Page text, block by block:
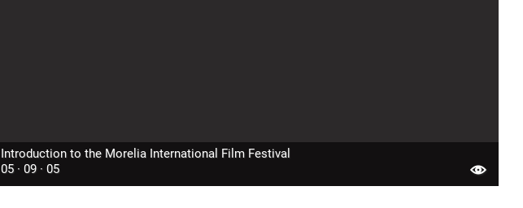
Introduction to the Morelia International Film Festival
05 · 09 · 05